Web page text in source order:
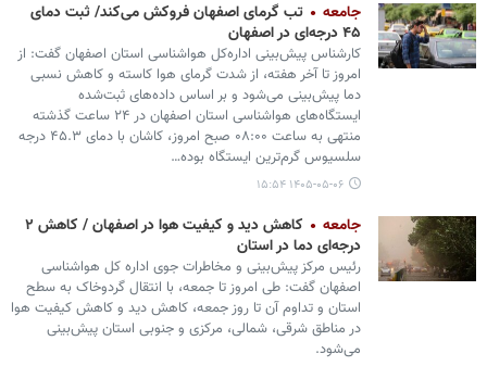
جامعه
تب گرمای اصفهان فروکش می‌کند/ ثبت دمای
۴۵ درجه‌ای در اصفهان
کارشناس پیش‌بینی اداره‌کل هواشناسی استان اصفهان گفت: از
امروز تا آخر هفته، از شدت گرمای هوا کاسته و کاهش نسبی
دما پیش‌بینی می‌شود و بر اساس داده‌های ثبت‌شده
ایستگاه‌های هواشناسی استان اصفهان در ۲۴ ساعت گذشته
منتهی به ساعت ۰۸:۰۰ صبح امروز، کاشان با دمای ۴۵.۳ درجه
سلسیوس گرم‌ترین ایستگاه بوده…
۱۴۰۵-۰۵-۰۶ ۱۵:۵۴
جامعه
کاهش دید و کیفیت هوا در اصفهان / کاهش ۲
درجه‌ای دما در استان
رئیس مرکز پیش‌بینی و مخاطرات جوی اداره کل هواشناسی
اصفهان گفت: طی امروز تا جمعه، با انتقال گردوخاک به سطح
استان و تداوم آن تا روز جمعه، کاهش دید و کاهش کیفیت هوا
در مناطق شرقی، شمالی، مرکزی و جنوبی استان پیش‌بینی
می‌شود.